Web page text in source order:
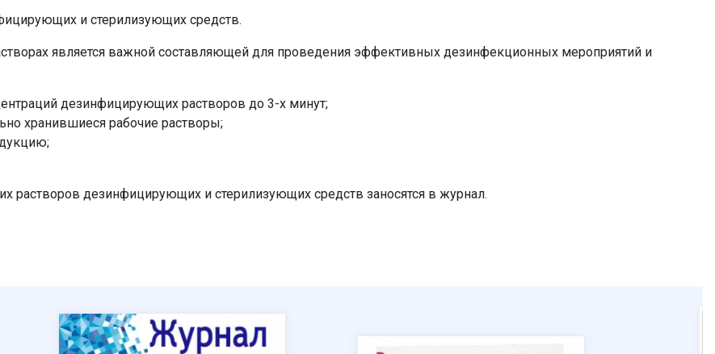
и стерилизующих средств.
является важной составляющей для проведения эффективных дезинфекционных мероприятий и
дезинфицирующих растворов до 3-х минут;
хранившиеся рабочие растворы;
растворов дезинфицирующих и стерилизующих средств заносятся в журнал.
Отправить